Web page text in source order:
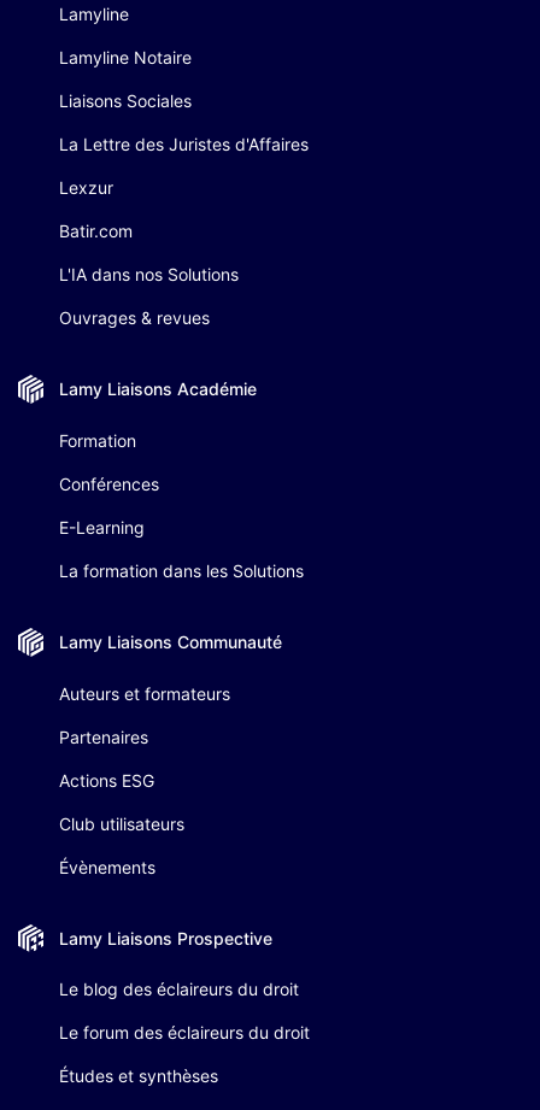
Lamyline
Lamyline Notaire
Liaisons Sociales
La Lettre des Juristes d'Affaires
Lexzur
Batir.com
L'IA dans nos Solutions
Ouvrages & revues
Lamy Liaisons Académie
Formation
Conférences
E-Learning
La formation dans les Solutions
Lamy Liaisons Communauté
Auteurs et formateurs
Partenaires
Actions ESG
Club utilisateurs
Évènements
Lamy Liaisons Prospective
Le blog des éclaireurs du droit
Le forum des éclaireurs du droit
Études et synthèses